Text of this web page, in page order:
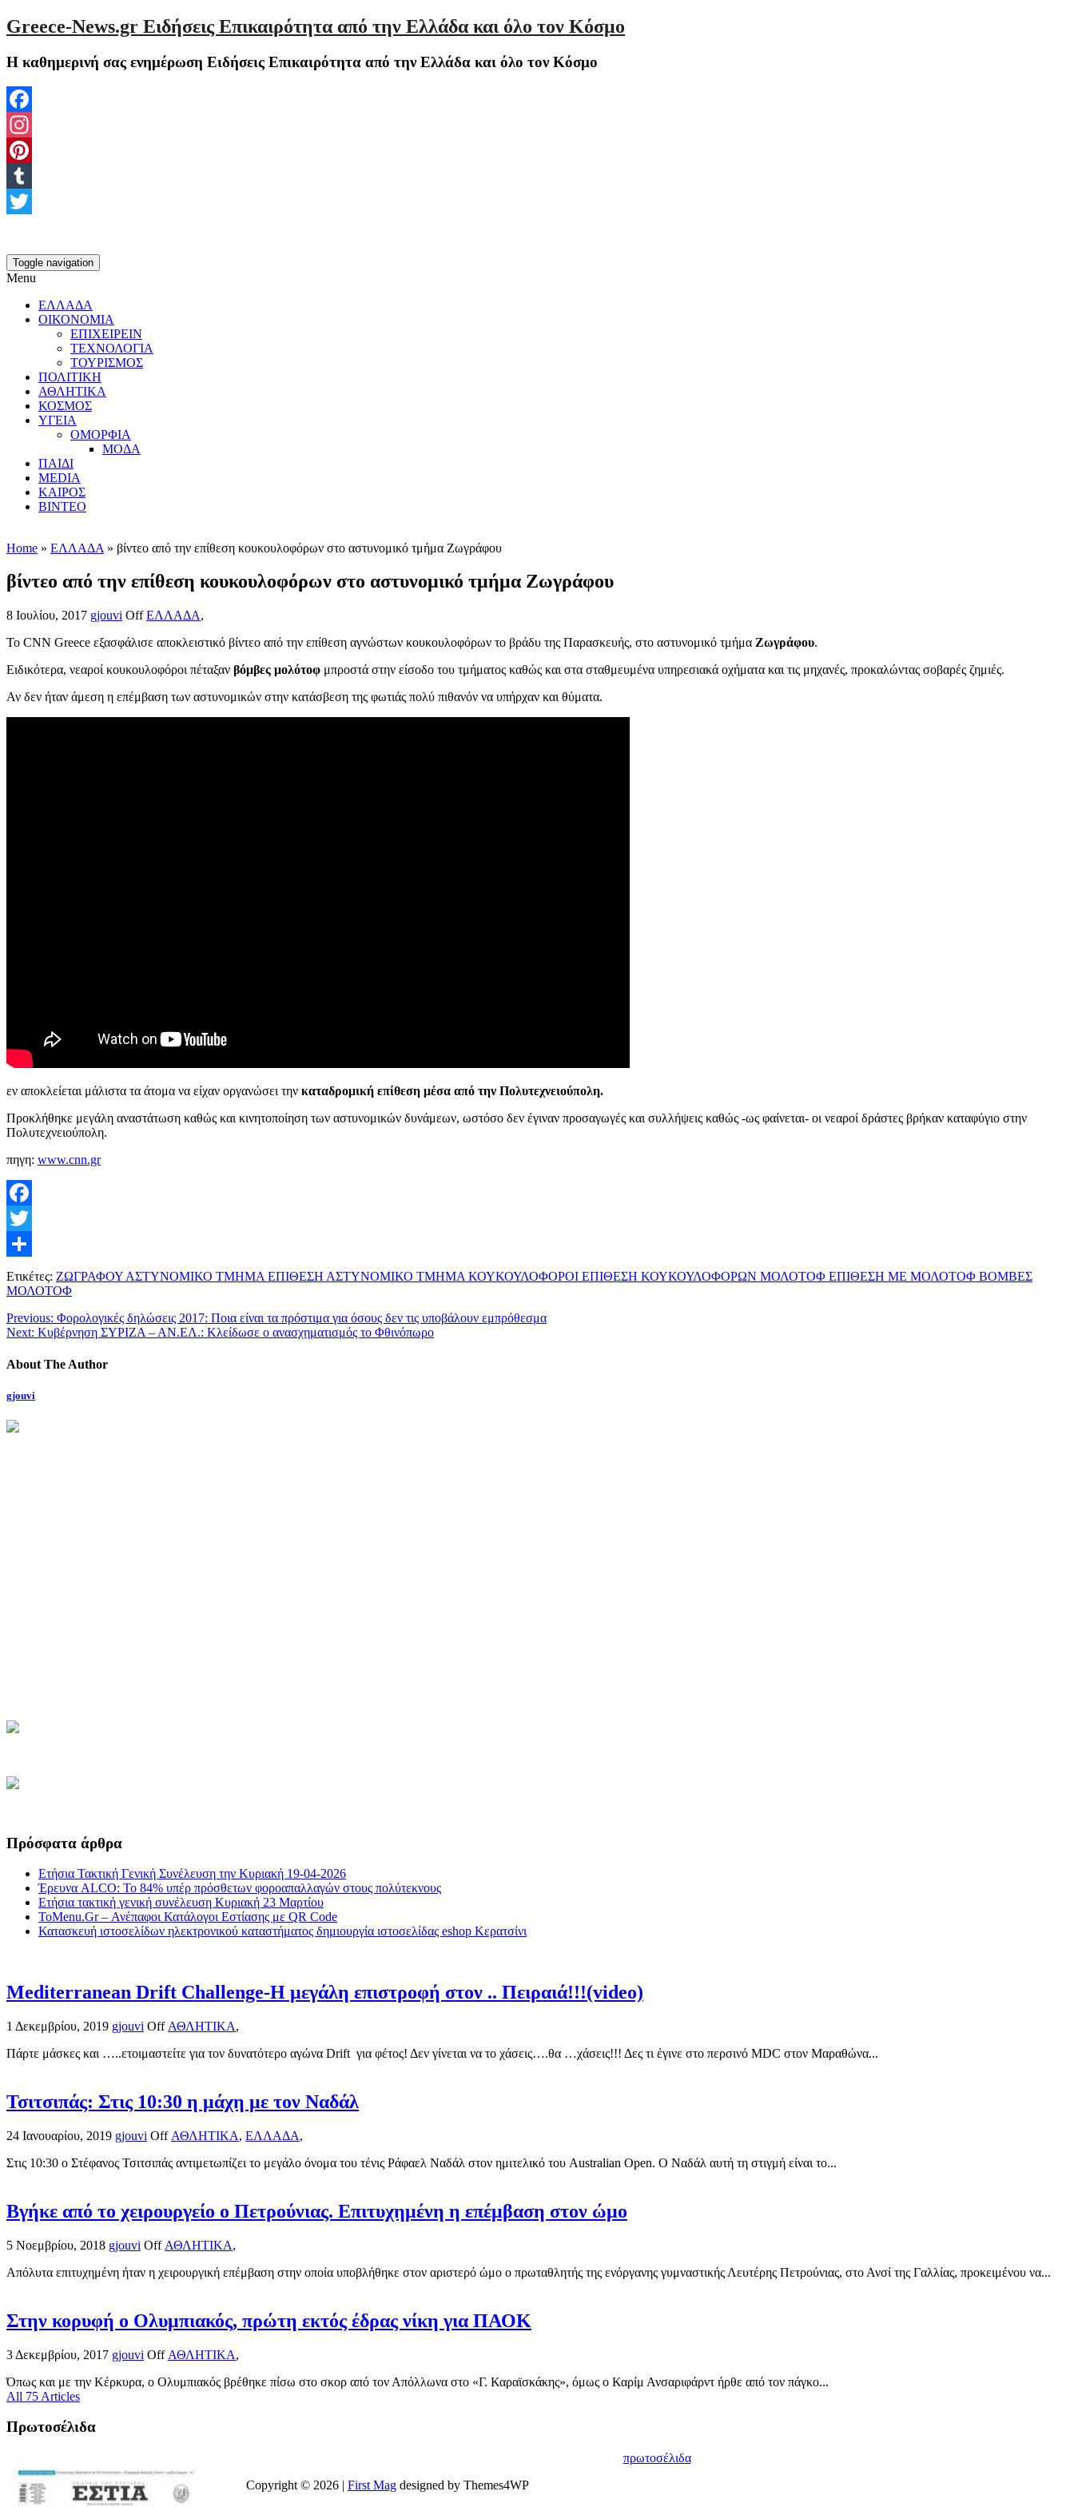
Greece-News.gr Ειδήσεις Επικαιρότητα από την Ελλάδα και όλο τον Κόσμο
Η καθημερινή σας ενημέρωση Ειδήσεις Επικαιρότητα από την Ελλάδα και όλο τον Κόσμο
Facebook
Instagram
Pinterest
Tumblr
Toggle navigation
Menu
ΕΛΛΑΔΑ
ΟΙΚΟΝΟΜΙΑ
ΕΠΙΧΕΙΡΕΙΝ
ΤΕΧΝΟΛΟΓΙΑ
ΤΟΥΡΙΣΜΟΣ
ΠΟΛΙΤΙΚΗ
ΑΘΛΗΤΙΚΑ
ΚΟΣΜΟΣ
ΥΓΕΙΑ
ΟΜΟΡΦΙΑ
ΜΟΔΑ
ΠΑΙΔΙ
MEDIA
ΚΑΙΡΟΣ
ΒΙΝΤΕΟ
Home » ΕΛΛΑΔΑ » βίντεο από την επίθεση κουκουλοφόρων στο αστυνομικό τμήμα Ζωγράφου
βίντεο από την επίθεση κουκουλοφόρων στο αστυνομικό τμήμα Ζωγράφου
8 Ιουλίου, 2017 gjouvi Off ΕΛΛΑΔΑ,
Το CNN Greece εξασφάλισε αποκλειστικό βίντεο από την επίθεση αγνώστων κουκουλοφόρων το βράδυ της Παρασκευής, στο αστυνομικό τμήμα Ζωγράφου.
Ειδικότερα, νεαροί κουκουλοφόροι πέταξαν βόμβες μολότοφ μπροστά στην είσοδο του τμήματος καθώς και στα σταθμευμένα υπηρεσιακά οχήματα και τις μηχανές, προκαλώντας σοβαρές ζημιές.
Αν δεν ήταν άμεση η επέμβαση των αστυνομικών στην κατάσβεση της φωτιάς πολύ πιθανόν να υπήρχαν και θύματα.
εν αποκλείεται μάλιστα τα άτομα να είχαν οργανώσει την καταδρομική επίθεση μέσα από την Πολυτεχνειούπολη.
Προκλήθηκε μεγάλη αναστάτωση καθώς και κινητοποίηση των αστυνομικών δυνάμεων, ωστόσο δεν έγιναν προσαγωγές και συλλήψεις καθώς -ως φαίνεται- οι νεαροί δράστες βρήκαν καταφύγιο στην
Πολυτεχνειούπολη.
πηγη: www.cnn.gr
Facebook
Twitter
Μοιραστείτε
Ετικέτες: ΖΩΓΡΑΦΟΥ ΑΣΤΥΝΟΜΙΚΟ ΤΜΗΜΑ ΕΠΙΘΕΣΗ ΑΣΤΥΝΟΜΙΚΟ ΤΜΗΜΑ ΚΟΥΚΟΥΛΟΦΟΡΟΙ ΕΠΙΘΕΣΗ ΚΟΥΚΟΥΛΟΦΟΡΩΝ ΜΟΛΟΤΟΦ ΕΠΙΘΕΣΗ ΜΕ ΜΟΛΟΤΟΦ ΒΟΜΒΕΣ
ΜΟΛΟΤΟΦ
Previous: Φορολογικές δηλώσεις 2017: Ποια είναι τα πρόστιμα για όσους δεν τις υποβάλουν εμπρόθεσμα
Next: Κυβέρνηση ΣΥΡΙΖΑ – ΑΝ.ΕΛ.: Κλείδωσε ο ανασχηματισμός το Φθινόπωρο
About The Author
gjouvi
Πρόσφατα άρθρα
Ετήσια Τακτική Γενική Συνέλευση την Κυριακή 19-04-2026
Έρευνα ALCO: Το 84% υπέρ πρόσθετων φοροαπαλλαγών στους πολύτεκνους
Ετήσια τακτική γενική συνέλευση Κυριακή 23 Μαρτίου
ToMenu.Gr – Ανέπαφοι Κατάλογοι Εστίασης με QR Code
Κατασκευή ιστοσελίδων ηλεκτρονικού καταστήματος δημιουργία ιστοσελίδας eshop Κερατσίνι
Mediterranean Drift Challenge-Η μεγάλη επιστροφή στον .. Πειραιά!!!(video)
1 Δεκεμβρίου, 2019 gjouvi Off ΑΘΛΗΤΙΚΑ,
Πάρτε μάσκες και …..ετοιμαστείτε για τον δυνατότερο αγώνα Drift για φέτος! Δεν γίνεται να το χάσεις….θα …χάσεις!!! Δες τι έγινε στο περσινό MDC στον Μαραθώνα...
Τσιτσιπάς: Στις 10:30 η μάχη με τον Ναδάλ
24 Ιανουαρίου, 2019 gjouvi Off ΑΘΛΗΤΙΚΑ, ΕΛΛΑΔΑ,
Στις 10:30 ο Στέφανος Τσιτσιπάς αντιμετωπίζει το μεγάλο όνομα του τένις Ράφαελ Ναδάλ στον ημιτελικό του Australian Open. Ο Ναδάλ αυτή τη στιγμή είναι το...
Βγήκε από το χειρουργείο ο Πετρούνιας. Επιτυχημένη η επέμβαση στον ώμο
5 Νοεμβρίου, 2018 gjouvi Off ΑΘΛΗΤΙΚΑ,
Απόλυτα επιτυχημένη ήταν η χειρουργική επέμβαση στην οποία υποβλήθηκε στον αριστερό ώμο ο πρωταθλητής της ενόργανης γυμναστικής Λευτέρης Πετρούνιας, στο Ανσί της Γαλλίας, προκειμένου να...
Στην κορυφή ο Ολυμπιακός, πρώτη εκτός έδρας νίκη για ΠΑΟΚ
3 Δεκεμβρίου, 2017 gjouvi Off ΑΘΛΗΤΙΚΑ,
Όπως και με την Κέρκυρα, ο Ολυμπιακός βρέθηκε πίσω στο σκορ από τον Απόλλωνα στο «Γ. Καραϊσκάκης», όμως ο Καρίμ Ανσαριφάρντ ήρθε από τον πάγκο...
All 75 Articles
Πρωτοσέλιδα
πρωτοσέλιδα
Copyright © 2026 | First Mag designed by Themes4WP